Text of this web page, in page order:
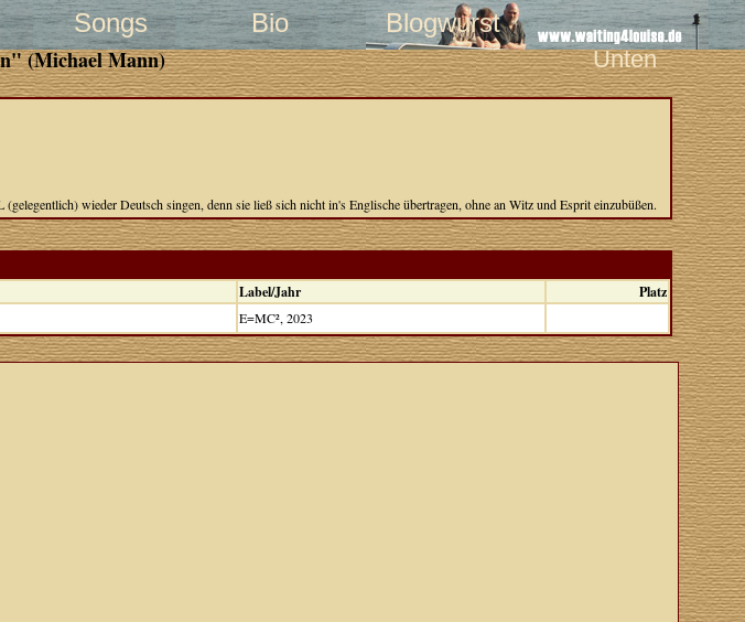
Songs Bio Blogwurst
(Michael Mann) Unten
wieder Deutsch singen, denn sie ließ sich nicht in's Englische übertragen, ohne an Witz und Esprit einzubüßen.
Label/Jahr Platz
E=MC², 2023